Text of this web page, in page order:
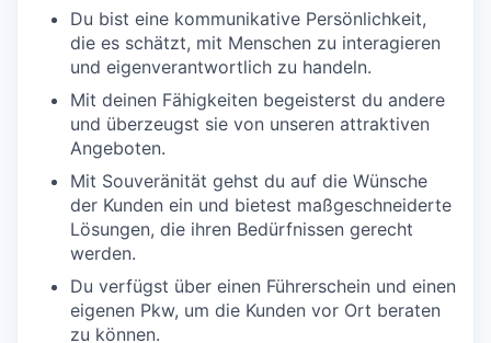
Du bist eine kommunikative Persönlichkeit,
die es schätzt, mit Menschen zu interagieren
und eigenverantwortlich zu handeln.
Mit deinen Fähigkeiten begeisterst du andere
und überzeugst sie von unseren attraktiven
Angeboten.
Mit Souveränität gehst du auf die Wünsche
der Kunden ein und bietest maßgeschneiderte
Lösungen, die ihren Bedürfnissen gerecht
werden.
Du verfügst über einen Führerschein und einen
eigenen Pkw, um die Kunden vor Ort beraten
zu können.